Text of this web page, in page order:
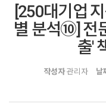
[250대기업
별 분석⑩] 전
출'
작성자관리자 날